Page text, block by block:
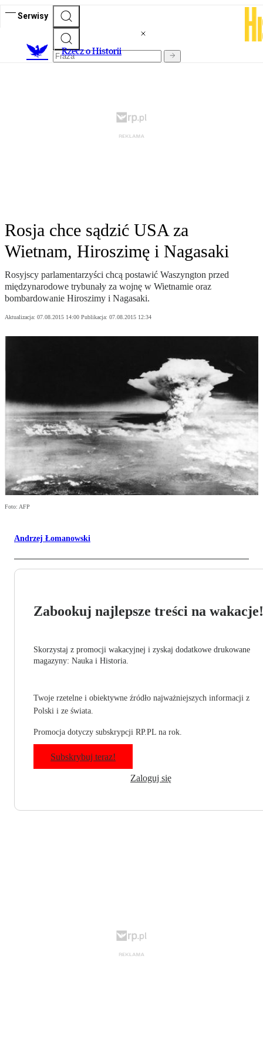
Serwisy
Rzecz o Historii
Rosja chce sądzić USA za
Wietnam, Hiroszimę i Nagasaki
Rosyjscy parlamentarzyści chcą postawić Waszyngton przed
międzynarodowe trybunały za wojnę w Wietnamie oraz
bombardowanie Hiroszimy i Nagasaki.
Aktualizacja: 07.08.2015 14:00 Publikacja: 07.08.2015 12:34
Foto: AFP
Andrzej Łomanowski
Zabookuj najlepsze treści na wakacje!
Skorzystaj z promocji wakacyjnej i zyskaj dodatkowe drukowane
magazyny: Nauka i Historia.
Twoje rzetelne i obiektywne źródło najważniejszych informacji z
Polski i ze świata.
Promocja dotyczy subskrypcji RP.PL na rok.
Subskrybuj teraz!
Zaloguj się